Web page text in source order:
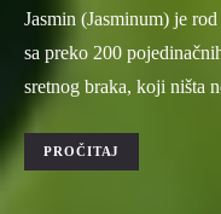
Jasmin (Jasminum) je
sa preko 200
sretnog braka, koji ništa
PROČITAJ